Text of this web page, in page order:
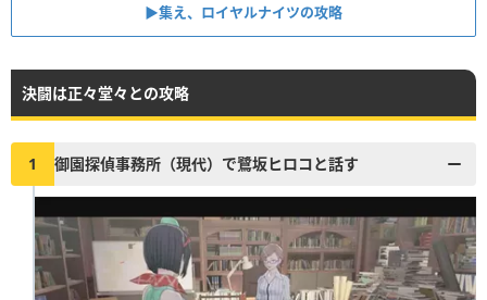
▶︎集え、ロイヤルナイツの攻略
決闘は正々堂々との攻略
1 御園探偵事務所（現代）で鷺坂ヒロコと話す